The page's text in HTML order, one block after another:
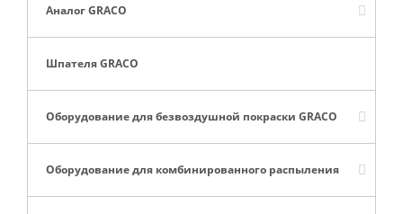
Аналог GRACO
Шпателя GRACO
Оборудование для безвоздушной покраски GRACO
Оборудование для комбинированного распыления